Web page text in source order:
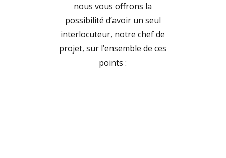
nous vous offrons la
possibilité d’avoir un seul
interlocuteur, notre chef de
projet, sur l’ensemble de ces
points :